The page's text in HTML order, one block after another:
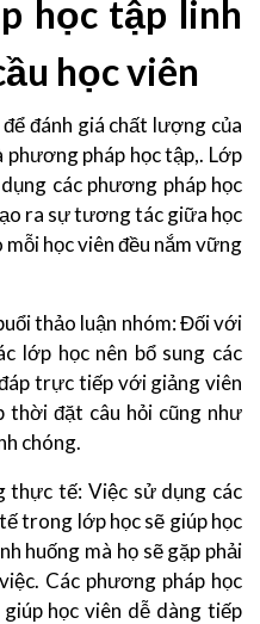
học tập linh
học viên
đánh giá chất lượng của
pháp học tập,. Lớp
các phương pháp học
ra sự tương tác giữa học
học viên đều nắm vững
thảo luận nhóm: Đối với
lớp học nên bổ sung các
trực tiếp với giảng viên
thời đặt câu hỏi cũng như
chóng.
thực tế: Việc sử dụng các
trong lớp học sẽ giúp học
huống mà họ sẽ gặp phải
Các phương pháp học
học viên dễ dàng tiếp